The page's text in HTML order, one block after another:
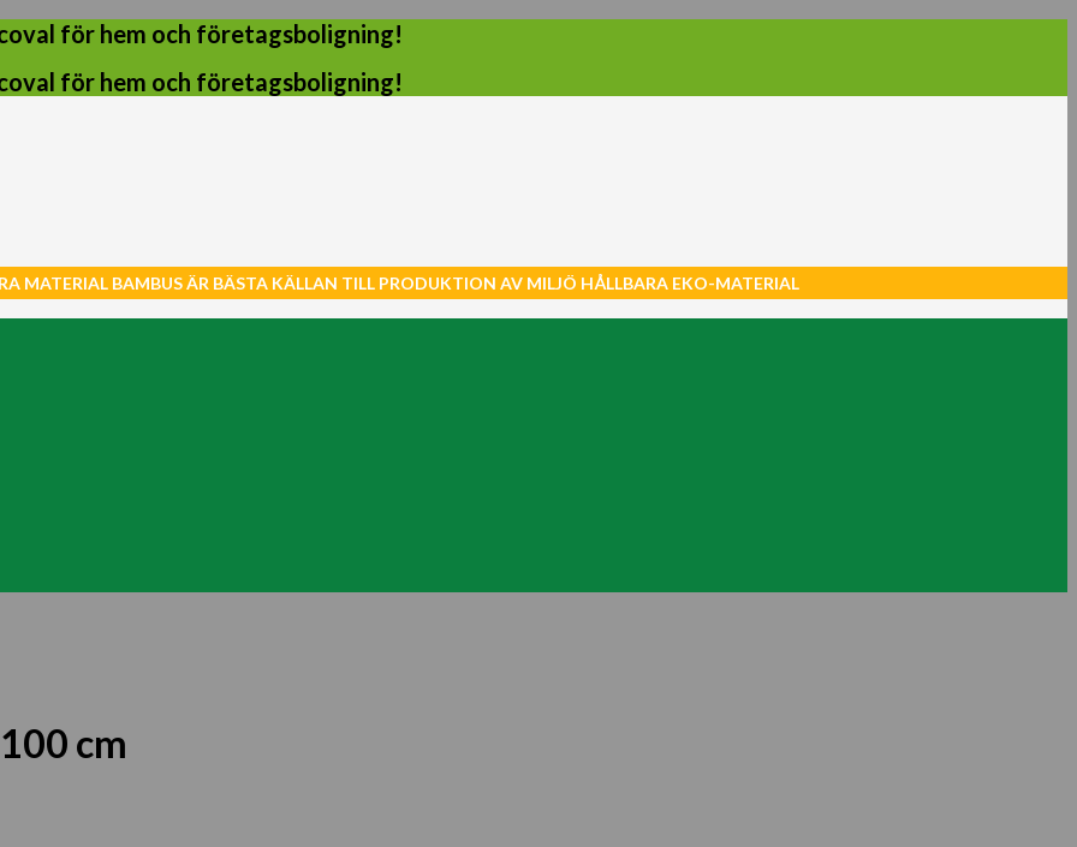
för hem och företagsboligning!
för hem och företagsboligning!
MATERIAL BAMBUS ÄR BÄSTA KÄLLAN TILL PRODUKTION AV MILJÖ HÅLLBARA EKO-MATERIAL
cm